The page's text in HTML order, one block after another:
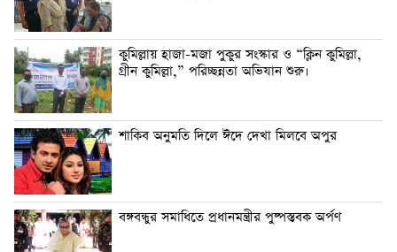
কুমিল্লায় হাজা-মজা পুকুর সংস্কার ও “ক্লিন কুমিল্লা,
গ্রীন কুমিল্লা,” পরিচ্ছন্নতা অভিযান শুরু।
শাকিব অনুমতি দিলে ঈদে দেখা মিলবে অপুর
বঙ্গবন্ধুর সমাধিতে প্রধানমন্ত্রীর পুষ্পস্তবক অর্পণ